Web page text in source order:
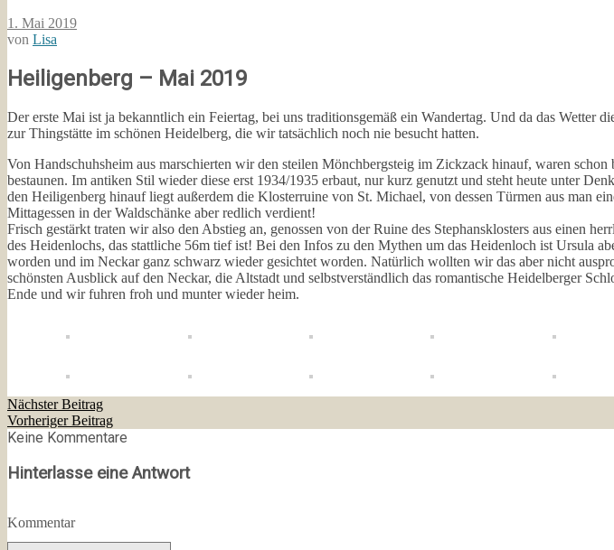
1. Mai 2019
von Lisa
Heiligenberg – Mai 2019
Der erste Mai ist ja bekanntlich ein Feiertag, bei uns traditionsgemäß ein Wandertag. Und da das Wetter
zur Thingstätte im schönen Heidelberg, die wir tatsächlich noch nie besucht hatten.
Von Handschuhsheim aus marschierten wir den steilen Mönchbergsteig im Zickzack hinauf, waren
bestaunen. Im antiken Stil wieder diese erst 1934/1935 erbaut, nur kurz genutzt und steht heute unter
den Heiligenberg hinauf liegt außerdem die Klosterruine von St. Michael, von dessen Türmen aus man
Mittagessen in der Waldschänke aber redlich verdient!
Frisch gestärkt traten wir also den Abstieg an, genossen von der Ruine des Stephansklosters aus einen
des Heidenlochs, das stattliche 56m tief ist! Bei den Infos zu den Mythen um das Heidenloch ist Ursula
worden und im Neckar ganz schwarz wieder gesichtet worden. Natürlich wollten wir das aber nicht
schönsten Ausblick auf den Neckar, die Altstadt und selbstverständlich das romantische Heidelberger
Ende und wir fuhren froh und munter wieder heim.
Nächster Beitrag
Vorheriger Beitrag
Keine Kommentare
Hinterlasse eine Antwort
Kommentar